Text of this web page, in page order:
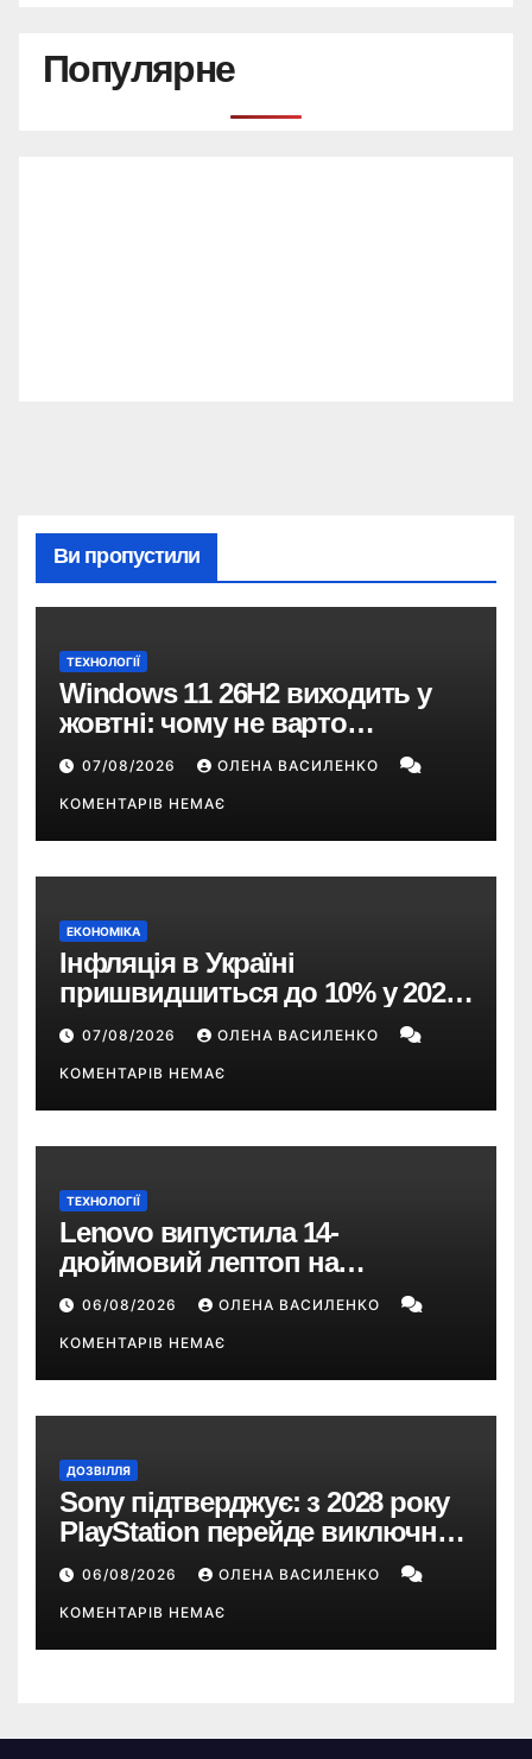
Популярне
Ви пропустили
ТЕХНОЛОГІЇ
Windows 11 26H2 виходить у
жовтні: чому не варто
пропускати це оновлення
07/08/2026 ОЛЕНА ВАСИЛЕНКО
КОМЕНТАРІВ НЕМАЄ
ЕКОНОМІКА
Інфляція в Україні
пришвидшиться до 10% у 2026
році — прогноз НБУ
07/08/2026 ОЛЕНА ВАСИЛЕНКО
КОМЕНТАРІВ НЕМАЄ
ТЕХНОЛОГІЇ
Lenovo випустила 14-
дюймовий лептоп на
Snapdragon X2 з автономністю
понад 33 години
06/08/2026 ОЛЕНА ВАСИЛЕНКО
КОМЕНТАРІВ НЕМАЄ
ДОЗВІЛЛЯ
Sony підтверджує: з 2028 року
PlayStation перейде виключно
на цифрові ігри
06/08/2026 ОЛЕНА ВАСИЛЕНКО
КОМЕНТАРІВ НЕМАЄ